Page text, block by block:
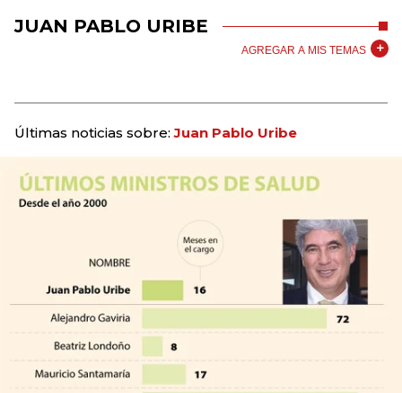
JUAN PABLO URIBE
AGREGAR A MIS TEMAS
Últimas noticias sobre:Juan Pablo Uribe